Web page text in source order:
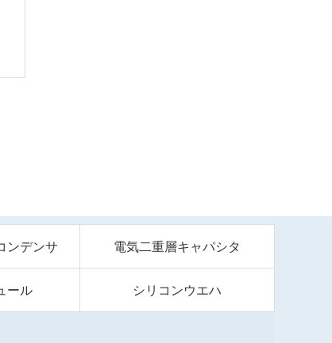
ンデンサ 電気二重層キャパシタ
ール シリコンウエハ